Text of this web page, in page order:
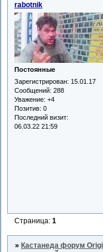
rabotnik
Постоянные
Зарегистрирован: 15.01.17
Сообщений: 288
Уважение: +4
Позитив: 0
Последний визит:
06.03.22 21:59
Страница:1
» Кастанеда форум